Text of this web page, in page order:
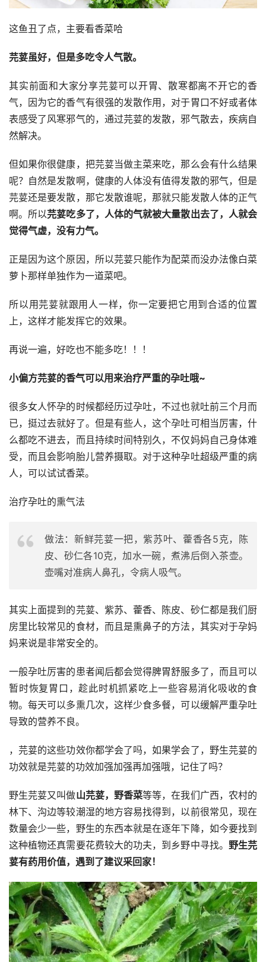
这鱼丑了点，主要看香菜哈
芫荽虽好，但是多吃令人气散。
其实前面和大家分享芫荽可以开胃、散寒都离不开它的香
气，因为它的香气有很强的发散作用，对于胃口不好或者体
表感受了风寒邪气的，通过芫荽的发散，邪气散去，疾病自
然解决。
但如果你很健康，把芫荽当做主菜来吃，那么会有什么结果
呢？自然是发散啊，健康的人体没有值得发散的邪气，但是
芫荽还是要发散，那它发散谁呢，那就只能发散人体的正气
啊。所以芫荽吃多了，人体的气就被大量散出去了，人就会
觉得气虚，没有力气。
正是因为这个原因，所以芫荽只能作为配菜而没办法像白菜
萝卜那样单独作为一道菜吧。
所以用芫荽就跟用人一样，你一定要把它用到合适的位置
上，这样才能发挥它的效果。
再说一遍，好吃也不能多吃！！！
小偏方芫荽的香气可以用来治疗严重的孕吐哦~
很多女人怀孕的时候都经历过孕吐，不过也就吐前三个月而
已，挺过去就好了。但是有些人，这个孕吐可相当厉害，什
么都吃不进去，而且持续时间特别久，不仅妈妈自己身体难
受，而且会影响胎儿营养摄取。对于这种孕吐超级严重的病
人，可以试试香菜。
治疗孕吐的熏气法
做法：新鲜芫荽一把，紫苏叶、藿香各5克，陈
皮、砂仁各10克，加水一碗，煮沸后倒入茶壶。
壶嘴对准病人鼻孔，令病人吸气。
其实上面提到的芫荽、紫苏、藿香、陈皮、砂仁都是我们厨
房里比较常见的食材，而且是熏鼻子的方法，其实对于孕妈
妈来说是非常安全的。
一般孕吐厉害的患者闻后都会觉得脾胃舒服多了，而且可以
暂时恢复胃口，趁此时机抓紧吃上一些容易消化吸收的食
物。每天可以多熏几次，这样少食多餐，可以缓解严重孕吐
导致的营养不良。
，芫荽的这些功效你都学会了吗，如果学会了，野生芫荽的
功效就是芫荽的功效加强加强再加强哦，记住了吗？
野生芫荽又叫做山芫荽，野香菜等等，在我们广西，农村的
林下、沟边等较潮湿的地方容易找得到，以前很常见，现在
数量会少一些，野生的东西本就是在逐年下降，如今要找到
这种植物还真需要花费较大的功夫，到乡野中寻找。 野生芫
荽有药用价值，遇到了建议采回家！